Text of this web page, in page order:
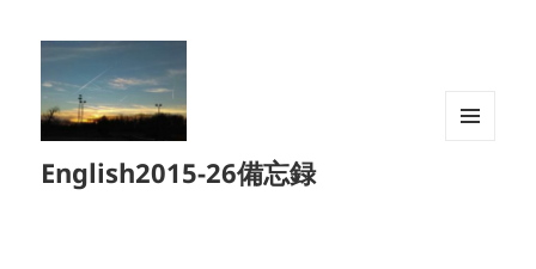
English2015-26備忘録